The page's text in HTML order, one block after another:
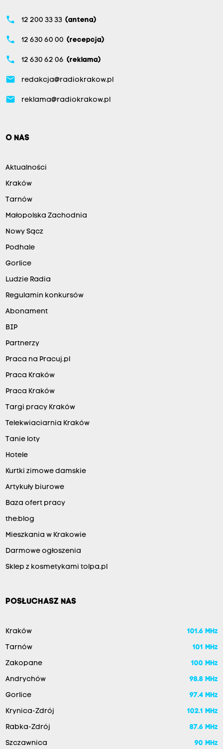
phone 12 200 33 33 (antena)
phone 12 630 60 00 (recepcja)
phone 12 630 62 06 (reklama)
email redakcja@radiokrakow.pl
email reklama@radiokrakow.pl
O NAS
Aktualności
Kraków
Tarnów
Małopolska Zachodnia
Nowy Sącz
Podhale
Gorlice
Ludzie Radia
Regulamin konkursów
Abonament
BIP
Partnerzy
Praca na Pracuj.pl
Praca Kraków
Praca Kraków
Targi pracy Kraków
Telekwiaciarnia Kraków
Tanie loty
Hotele
Kurtki zimowe damskie
Artykuły biurowe
Baza ofert pracy
the:blog
Mieszkania w Krakowie
Darmowe ogłoszenia
Sklep z kosmetykami tolpa.pl
POSŁUCHASZ NAS
Kraków 101.6 MHz
Tarnów 101 MHz
Zakopane 100 MHz
Andrychów 98.8 MHz
Gorlice 97.4 MHz
Krynica-Zdrój 102.1 MHz
Rabka-Zdrój 87.6 MHz
Szczawnica 90 MHz